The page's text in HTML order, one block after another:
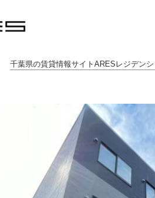
千葉県の賃貸情報サイトARESレジデン